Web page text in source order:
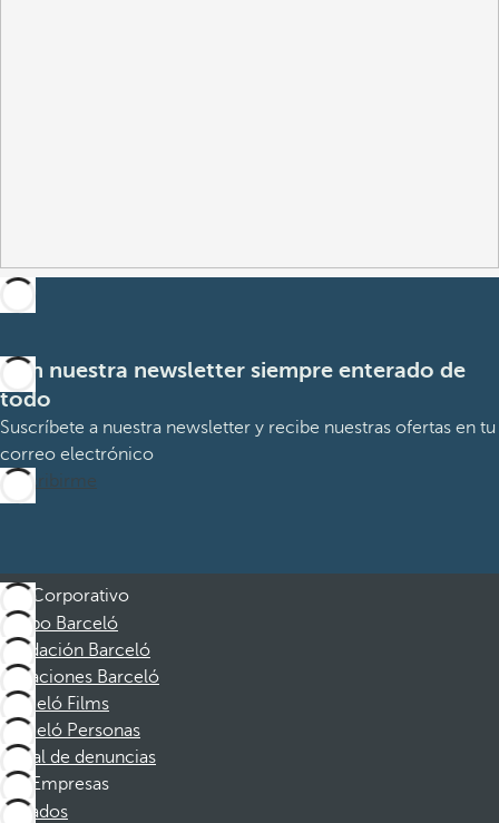
Con nuestra newsletter siempre enterado de
todo
Suscríbete a nuestra newsletter y recibe nuestras ofertas en tu
correo electrónico
Suscribirme
Corporativo
Grupo Barceló
Fundación Barceló
Vacaciones Barceló
Barceló Films
Barceló Personas
Canal de denuncias
Empresas
Afiliados